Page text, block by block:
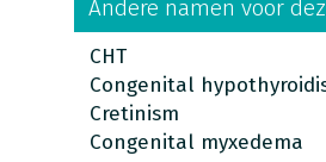
Andere namen voor
CHT
Congenital
Cretinism
Congenital myxedema